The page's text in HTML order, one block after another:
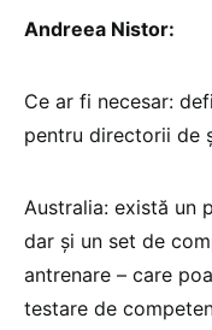
Andreea Nistor:
Ce ar fi necesar:
pentru directorii de
Australia: există un
dar și un set de
antrenare – care
testare de